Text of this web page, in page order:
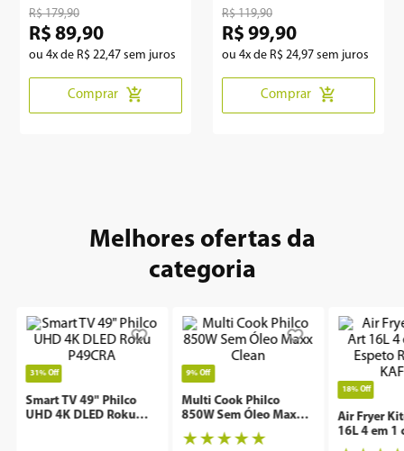
Bivolt
R$ 179,90
R$ 89,90
ou 4x de R$ 22,47 sem juros
Comprar
LED
R$ 119,90
R$ 99,90
ou 4x de R$ 24,97 sem juros
Comprar
Melhores ofertas da
categoria
31% Off
Smart TV 49" Philco
UHD 4K DLED Roku
9% Off
Multi Cook Philco
850W Sem Óleo Maxx
Clean
★★★★★
18% Off
Air Fryer
16L 4 em 1
Rotisserie